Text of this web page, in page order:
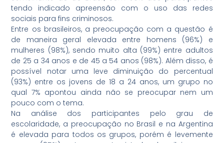
tendo indicado apreensão com o uso das redes
sociais para fins criminosos.
Entre os brasileiros, a preocupação com a questão é
de maneira geral elevada entre homens (96%) e
mulheres (98%), sendo muito alta (99%) entre adultos
de 25 a 34 anos e de 45 a 54 anos (98%). Além disso, é
possível notar uma leve diminuição do percentual
(93%) entre os jovens de 18 a 24 anos, um grupo no
qual 7% apontou ainda não se preocupar nem um
pouco com o tema.
Na análise dos participantes pelo grau de
escolaridade, a preocupação no Brasil e na Argentina
é elevada para todos os grupos, porém é levemente